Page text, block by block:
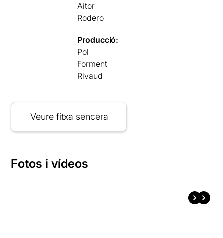
Aitor
Rodero
Producció:
Pol
Forment
Rivaud
Veure fitxa sencera
Fotos i vídeos